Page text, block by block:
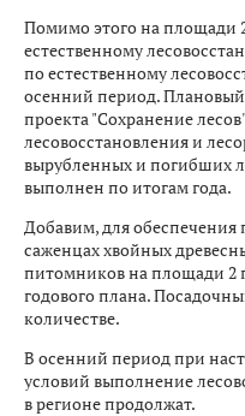
Помимо этого на площади
естественному
по естественному
осенний период.
проекта "Сохранение
лесовосстановления и
вырубленных и погибших
выполнен по итогам года.
Добавим, для обеспечения
саженцах хвойных
питомников на площади 2
годового плана.
количестве.
В осенний период при
условий выполнение
в регионе продолжат.